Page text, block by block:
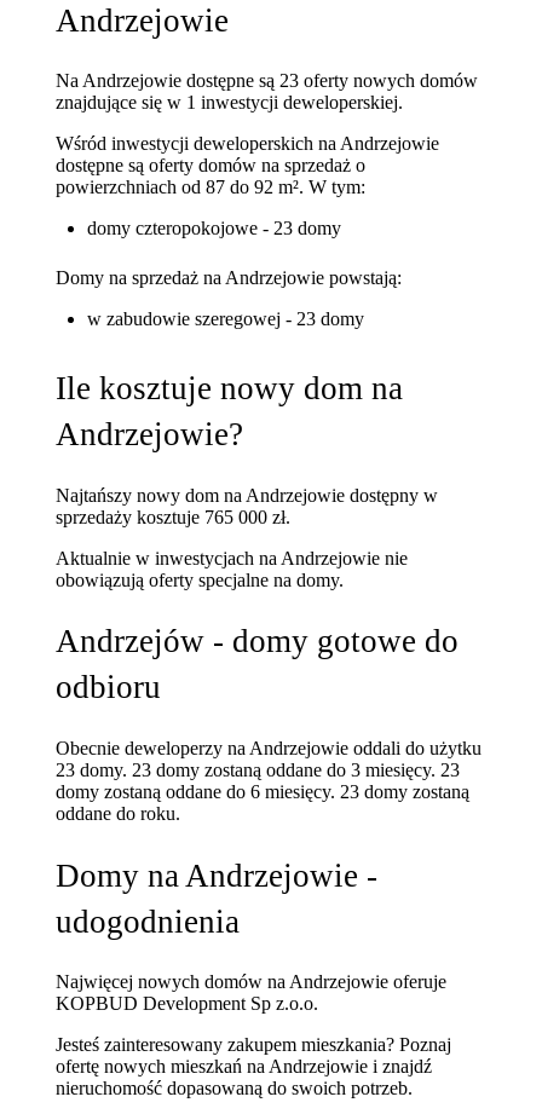
Andrzejowie
Na Andrzejowie dostępne są 23 oferty nowych domów
znajdujące się w 1 inwestycji deweloperskiej.
Wśród inwestycji deweloperskich na Andrzejowie
dostępne są oferty domów na sprzedaż o
powierzchniach od 87 do 92 m². W tym:
domy czteropokojowe - 23 domy
Domy na sprzedaż na Andrzejowie powstają:
w zabudowie szeregowej - 23 domy
Ile kosztuje nowy dom na
Andrzejowie?
Najtańszy nowy dom na Andrzejowie dostępny w
sprzedaży kosztuje 765 000 zł.
Aktualnie w inwestycjach na Andrzejowie nie
obowiązują oferty specjalne na domy.
Andrzejów - domy gotowe do
odbioru
Obecnie deweloperzy na Andrzejowie oddali do użytku
23 domy. 23 domy zostaną oddane do 3 miesięcy. 23
domy zostaną oddane do 6 miesięcy. 23 domy zostaną
oddane do roku.
Domy na Andrzejowie -
udogodnienia
Najwięcej nowych domów na Andrzejowie oferuje
KOPBUD Development Sp z.o.o.
Jesteś zainteresowany zakupem mieszkania? Poznaj
ofertę nowych mieszkań na Andrzejowie i znajdź
nieruchomość dopasowaną do swoich potrzeb.